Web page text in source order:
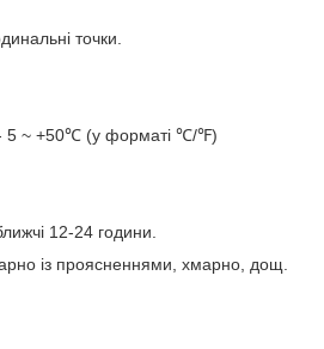
точки.
- 5 ~ +50℃ (у форматі ℃/℉)
12-24 години.
із проясненнями, хмарно, дощ.